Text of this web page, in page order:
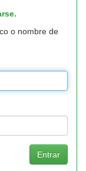
o nombre de